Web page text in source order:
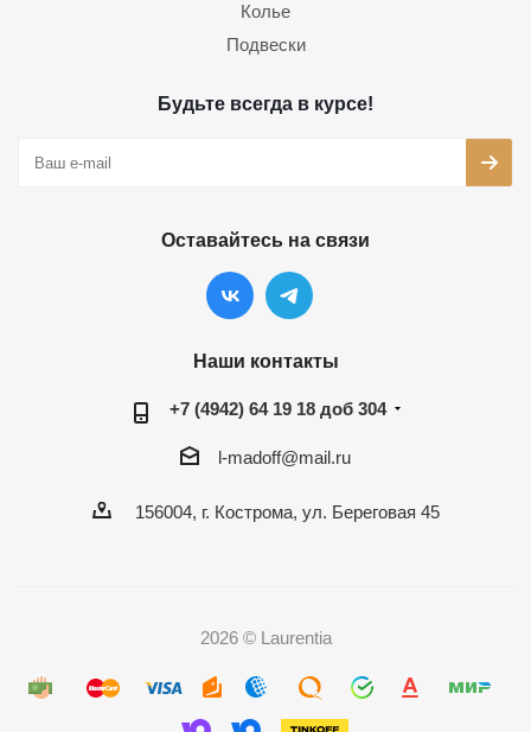
Колье
Подвески
Будьте всегда в курсе!
Оставайтесь на связи
Наши контакты
+7 (4942) 64 19 18 доб 304
l-madoff@mail.ru
156004, г. Кострома, ул. Береговая 45
2026 © Laurentia